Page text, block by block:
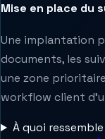
Mise en place du
Une implantation
documents, les
une zone
workflow client
À quoi